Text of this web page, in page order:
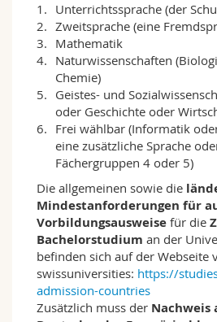
sensibilisieren, um mit
Erkenntnissen und Konzepten
quantitativen und qualitativen
problemspezifisch, situativ
reagieren zu können;
– Im Studium werden
wissenschaftlichen Arbeitens,
theoretische Perspektiven
Denk- und
Problemstellungen vermittelt.
empirischen Sozialforschung
anwendungsorientiert
– Das Studium der
Sozialpolitik» lehrt
der Sozialforschung im
Untersuchungen bearbeitet
Damit erwerben Studierende
berufsqualifizierende
Unterrichtssprache (der
Zweitsprache (eine
Mathematik
Naturwissenschaften
Chemie)
Geistes- und
oder Geschichte oder
Frei wählbar (Informatik
eine zusätzliche Sprache
Fächergruppen 4 oder 5)
Die allgemeinen sowie die
Mindestanforderungen für
Vorbildungsausweise für die
Bachelorstudium an der
befinden sich auf der Webseite
swissuniversities: https://
admission-countries
Zusätzlich muss der Nachweis